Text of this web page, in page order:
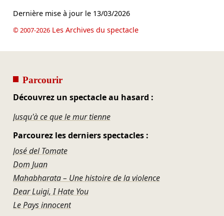
Dernière mise à jour le 13/03/2026
© 2007-2026Les Archives du spectacle
Parcourir
Découvrez un spectacle au hasard :
Jusqu'à ce que le mur tienne
Parcourez les derniers spectacles :
José del Tomate
Dom Juan
Mahabharata – Une histoire de la violence
Dear Luigi, I Hate You
Le Pays innocent